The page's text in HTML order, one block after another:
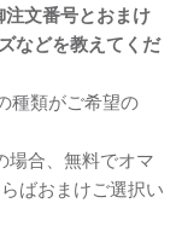
文番号とおまけ
などを教えてくだ
種類がご希望の
場合、無料でオマ
ばおまけご選択い